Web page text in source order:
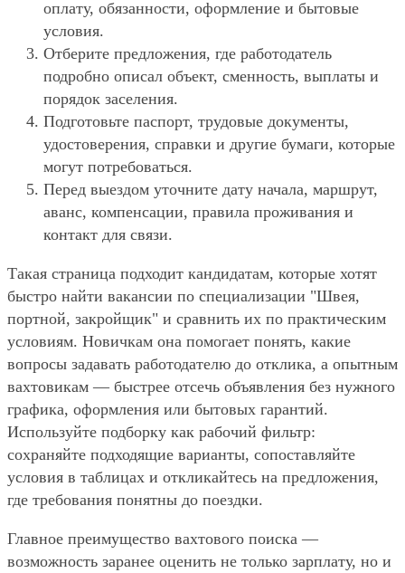
оплату, обязанности, оформление и бытовые
условия.
Отберите предложения, где работодатель
подробно описал объект, сменность, выплаты и
порядок заселения.
Подготовьте паспорт, трудовые документы,
удостоверения, справки и другие бумаги, которые
могут потребоваться.
Перед выездом уточните дату начала, маршрут,
аванс, компенсации, правила проживания и
контакт для связи.
Такая страница подходит кандидатам, которые хотят
быстро найти вакансии по специализации "Швея,
портной, закройщик" и сравнить их по практическим
условиям. Новичкам она помогает понять, какие
вопросы задавать работодателю до отклика, а опытным
вахтовикам — быстрее отсечь объявления без нужного
графика, оформления или бытовых гарантий.
Используйте подборку как рабочий фильтр:
сохраняйте подходящие варианты, сопоставляйте
условия в таблицах и откликайтесь на предложения,
где требования понятны до поездки.
Главное преимущество вахтового поиска —
возможность заранее оценить не только зарплату, но и